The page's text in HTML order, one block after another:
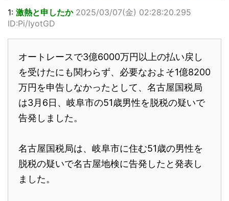
1: 激熱と申したか 2025/03/07(金) 02:28:20.295
ID:Pi/IyotGD
オートレースで3億6000万円以上の払い戻し
を受けたにも関わらず、必要なおよそ1億8200
万円を申告しなかったとして、名古屋国税局
は3月6日、岐阜市の51歳男性を脱税の疑いで
告発しました。
名古屋国税局は、岐阜市に住む51歳の男性を
脱税の疑いで名古屋地検に告発したと発表し
ました。